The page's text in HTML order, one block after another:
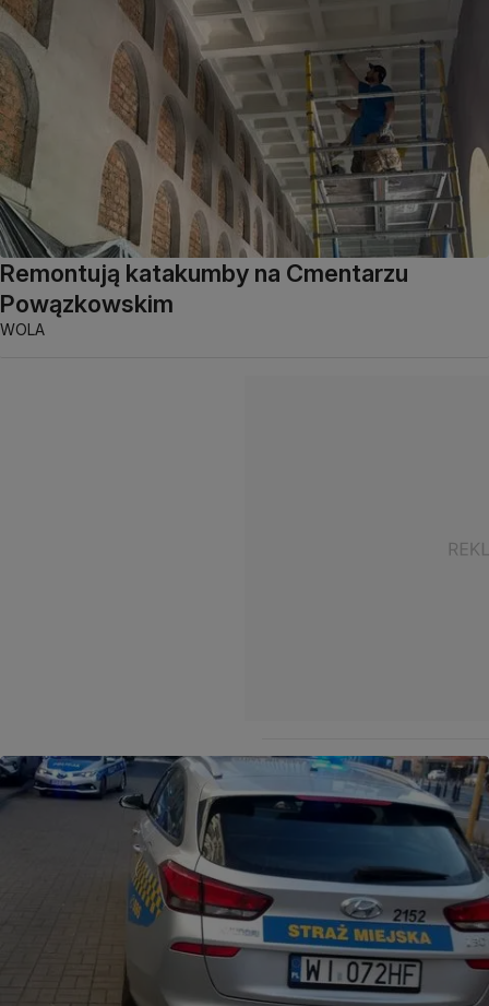
Remontują katakumby na Cmentarzu
Powązkowskim
WOLA